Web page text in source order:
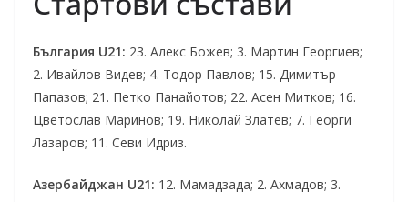
България U21: 23. Алекс Божев; 3. Мартин Георгиев;
2. Ивайлов Видев; 4. Тодор Павлов; 15. Димитър
Папазов; 21. Петко Панайотов; 22. Асен Митков; 16.
Цветослав Маринов; 19. Николай Златев; 7. Георги
Лазаров; 11. Севи Идриз.
Азербайджан U21: 12. Мамадзада; 2. Ахмадов; 3.